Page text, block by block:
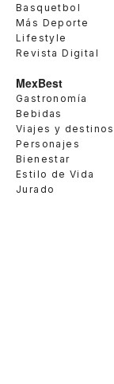
Basquetbol
Más Deporte
Lifestyle
Revista Digital
MexBest
Gastronomía
Bebidas
Viajes y destinos
Personajes
Bienestar
Estilo de Vida
Jurado